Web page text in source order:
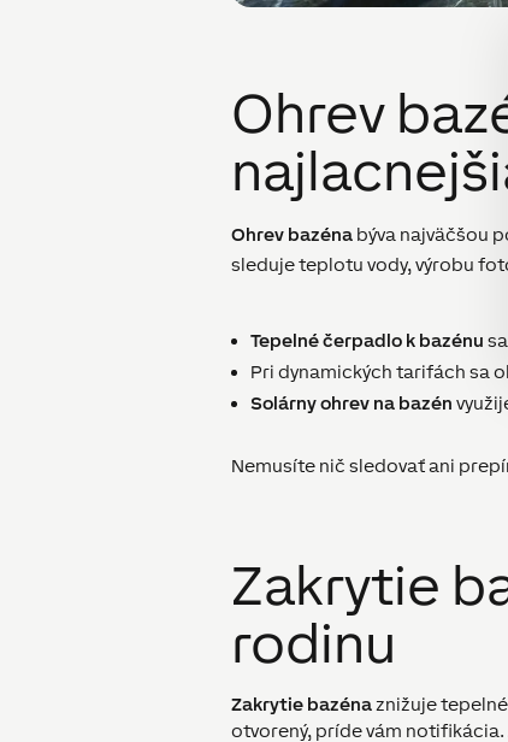
Ohrev
najlacnejšia
Ohrev bazéna býva najväčšou
sleduje teplotu vody, výrobu
Tepelné čerpadlo k bazénu
Pri dynamických tarifách sa
Solárny ohrev na bazén
Nemusíte nič sledovať ani
Zakrytie
rodinu
Zakrytie bazénaznižuje
otvorený, príde vám